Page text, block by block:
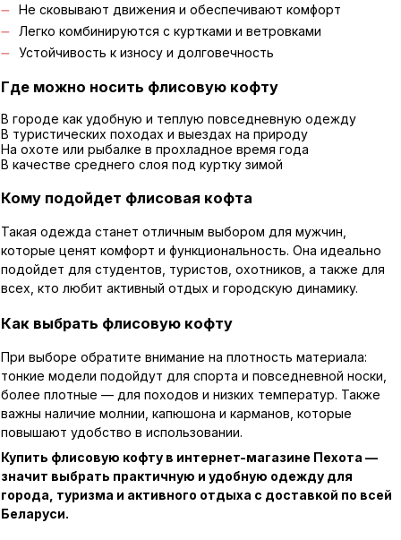
Не сковывают движения и обеспечивают комфорт
Легко комбинируются с куртками и ветровками
Устойчивость к износу и долговечность
Где можно носить флисовую кофту
В городе как удобную и теплую повседневную одежду
В туристических походах и выездах на природу
На охоте или рыбалке в прохладное время года
В качестве среднего слоя под куртку зимой
Кому подойдет флисовая кофта
Такая одежда станет отличным выбором для мужчин,
которые ценят комфорт и функциональность. Она идеально
подойдет для студентов, туристов, охотников, а также для
всех, кто любит активный отдых и городскую динамику.
Как выбрать флисовую кофту
При выборе обратите внимание на плотность материала:
тонкие модели подойдут для спорта и повседневной носки,
более плотные — для походов и низких температур. Также
важны наличие молнии, капюшона и карманов, которые
повышают удобство в использовании.
Купить флисовую кофту в интернет-магазине Пехота —
значит выбрать практичную и удобную одежду для
города, туризма и активного отдыха с доставкой по всей
Беларуси.